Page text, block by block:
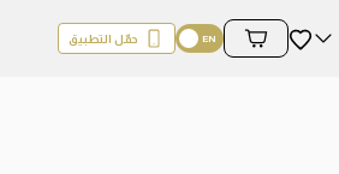
المفضلة
محتويات السلة
حمّل التطبيق